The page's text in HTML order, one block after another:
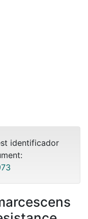
identificador